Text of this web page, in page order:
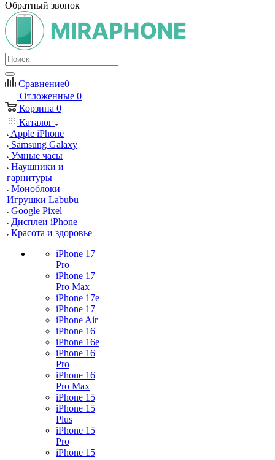
Обратный звонок
Сравнение0
Отложенные 0
Корзина 0
Каталог
Apple iPhone
Samsung Galaxy
Умные часы
Наушники и
гарнитуры
Моноблоки
Игрушки Labubu
Google Pixel
Дисплеи iPhone
Красота и здоровье
iPhone 17
Pro
iPhone 17
Pro Max
iPhone 17e
iPhone 17
iPhone Air
iPhone 16
iPhone 16e
iPhone 16
Pro
iPhone 16
Pro Max
iPhone 15
iPhone 15
Plus
iPhone 15
Pro
iPhone 15